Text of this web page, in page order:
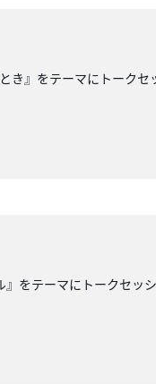
き』をテーマにトーク
をテーマにトークセ